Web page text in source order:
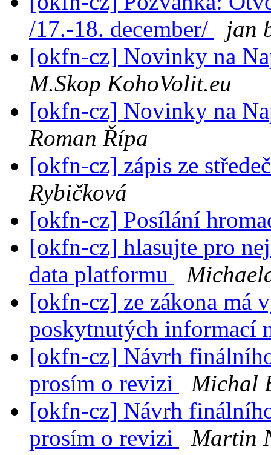
/17.-18. december/
jan
[okfn-cz] Novinky na
M.Skop KohoVolit.eu
[okfn-cz] Novinky na
Roman Řípa
[okfn-cz] zápis ze
Rybičková
[okfn-cz] Posílání
[okfn-cz] hlasujte pro
data platformu
[okfn-cz] ze zákona má
poskytnutých informací
[okfn-cz] Návrh
prosím o revizi
Michal
[okfn-cz] Návrh
prosím o revizi
Martin